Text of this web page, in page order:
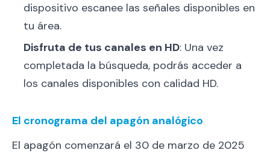
dispositivo escanee las señales disponibles en
tu área.
Disfruta de tus canales en HD: Una vez
completada la búsqueda, podrás acceder a
los canales disponibles con calidad HD.
El cronograma del apagón analógico
El apagón comenzará el 30 de marzo de 2025